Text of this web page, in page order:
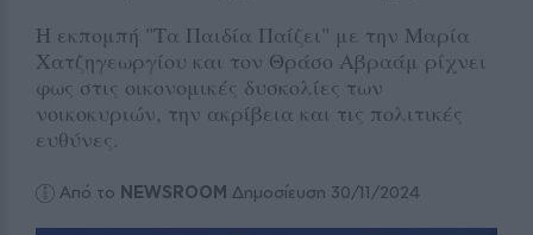
Η εκπομπή "Τα Παιδία Παίζει" με την Μαρία
Χατζηγεωργίου και τον Θράσο Αβραάμ ρίχνει
φως στις οικονομικές δυσκολίες των
νοικοκυριών, την ακρίβεια και τις πολιτικές
ευθύνες.
Από το NEWSROOM Δημοσίευση 30/11/2024